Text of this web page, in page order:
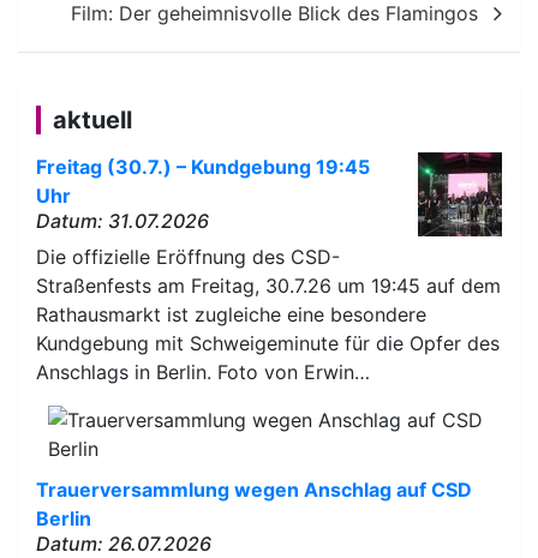
Film: Der geheimnisvolle Blick des Flamingos
aktuell
Freitag (30.7.) – Kundgebung 19:45
Uhr
Datum: 31.07.2026
Die offizielle Eröffnung des CSD-
Straßenfests am Freitag, 30.7.26 um 19:45 auf dem
Rathausmarkt ist zugleiche eine besondere
Kundgebung mit Schweigeminute für die Opfer des
Anschlags in Berlin. Foto von Erwin…
Trauerversammlung wegen Anschlag auf CSD
Berlin
Datum: 26.07.2026